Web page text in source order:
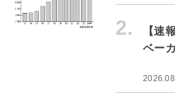
2.
【速
ベー